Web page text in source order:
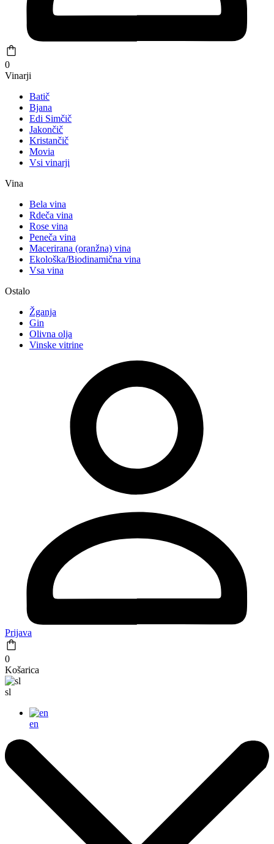
0
Vinarji
Batič
Bjana
Edi Simčič
Jakončič
Kristančič
Movia
Vsi vinarji
Vina
Bela vina
Rdeča vina
Rose vina
Peneča vina
Macerirana (oranžna) vina
Ekološka/Biodinamična vina
Vsa vina
Ostalo
Žganja
Gin
Olivna olja
Vinske vitrine
Prijava
0
Košarica
sl
en